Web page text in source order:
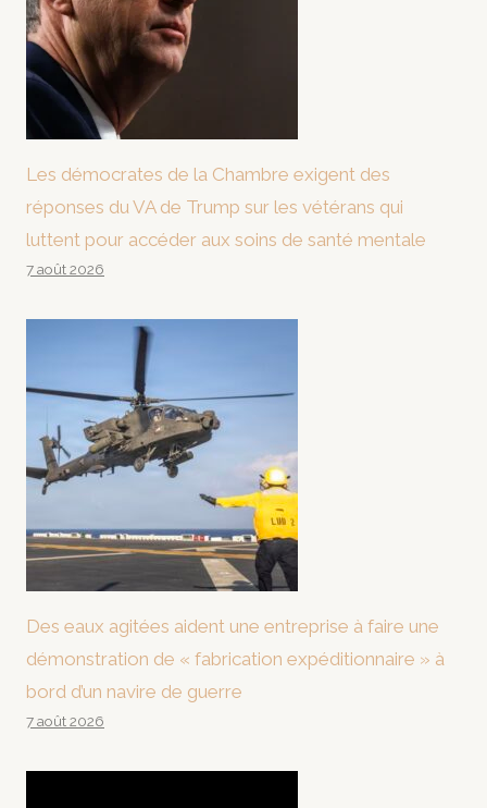
Les démocrates de la Chambre exigent des
réponses du VA de Trump sur les vétérans qui
luttent pour accéder aux soins de santé mentale
7 août 2026
Des eaux agitées aident une entreprise à faire une
démonstration de « fabrication expéditionnaire » à
bord d’un navire de guerre
7 août 2026